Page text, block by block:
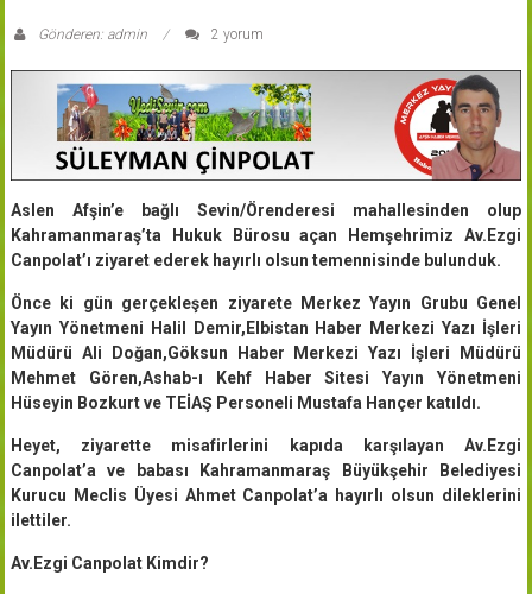
Gönderen: admin 2 yorum
Aslen Afşin’e bağlı Sevin/Örenderesi mahallesinden olup
Kahramanmaraş’ta Hukuk Bürosu açan Hemşehrimiz Av.Ezgi
Canpolat’ı ziyaret ederek hayırlı olsun temennisinde bulunduk.
Önce ki gün gerçekleşen ziyarete Merkez Yayın Grubu Genel
Yayın Yönetmeni Halil Demir,Elbistan Haber Merkezi Yazı İşleri
Müdürü Ali Doğan,Göksun Haber Merkezi Yazı İşleri Müdürü
Mehmet Gören,Ashab-ı Kehf Haber Sitesi Yayın Yönetmeni
Hüseyin Bozkurt ve TEİAŞ Personeli Mustafa Hançer katıldı.
Heyet, ziyarette misafirlerini kapıda karşılayan Av.Ezgi
Canpolat’a ve babası Kahramanmaraş Büyükşehir Belediyesi
Kurucu Meclis Üyesi Ahmet Canpolat’a hayırlı olsun dileklerini
ilettiler.
Av.Ezgi Canpolat Kimdir?